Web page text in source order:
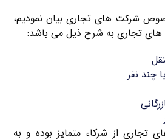
شرکت های تجاری بیان نمودیم،
تجاری به شرح ذیل می باشد:
چند نفر
از شرکاء متمایز بوده و به